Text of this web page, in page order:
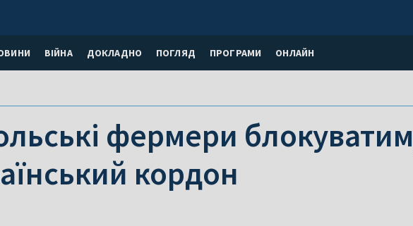
ВІЙНА ДОКЛАДНО ПОГЛЯД ПРОГРАМИ ОНЛАЙН
фермери
кордон